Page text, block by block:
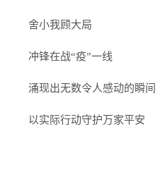
舍小我顾大局
冲锋在战“疫”一线
涌现出无数令人感动的瞬间
以实际行动守护万家平安